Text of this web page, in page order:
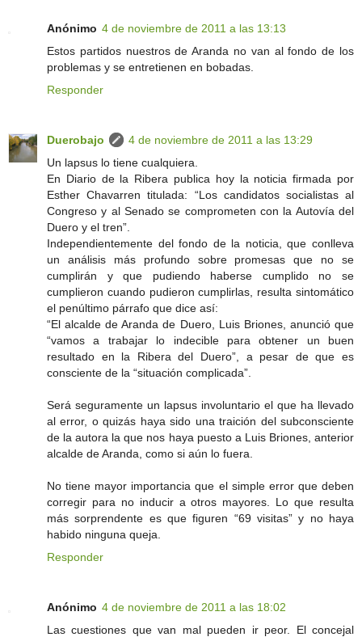
Anónimo 4 de noviembre de 2011 a las 13:13
Estos partidos nuestros de Aranda no van al fondo de los
problemas y se entretienen en bobadas.
Responder
Duerobajo
4 de noviembre de 2011 a las 13:29
Un lapsus lo tiene cualquiera.
En Diario de la Ribera publica hoy la noticia firmada por
Esther Chavarren titulada: “Los candidatos socialistas al
Congreso y al Senado se comprometen con la Autovía del
Duero y el tren”.
Independientemente del fondo de la noticia, que conlleva
un análisis más profundo sobre promesas que no se
cumplirán y que pudiendo haberse cumplido no se
cumplieron cuando pudieron cumplirlas, resulta sintomático
el penúltimo párrafo que dice así:
“El alcalde de Aranda de Duero, Luis Briones, anunció que
“vamos a trabajar lo indecible para obtener un buen
resultado en la Ribera del Duero”, a pesar de que es
consciente de la “situación complicada”.
Será seguramente un lapsus involuntario el que ha llevado
al error, o quizás haya sido una traición del subconsciente
de la autora la que nos haya puesto a Luis Briones, anterior
alcalde de Aranda, como si aún lo fuera.
No tiene mayor importancia que el simple error que deben
corregir para no inducir a otros mayores. Lo que resulta
más sorprendente es que figuren “69 visitas” y no haya
habido ninguna queja.
Responder
Anónimo 4 de noviembre de 2011 a las 18:02
Las cuestiones que van mal pueden ir peor. El concejal